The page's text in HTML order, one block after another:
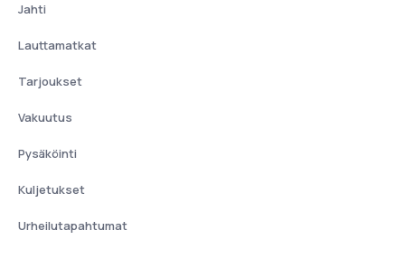
Jahti
Lauttamatkat
Tarjoukset
Vakuutus
Pysäköinti
Kuljetukset
Urheilutapahtumat